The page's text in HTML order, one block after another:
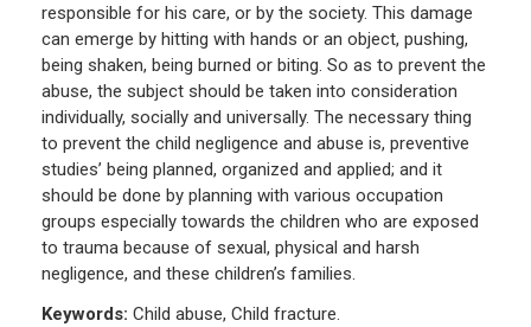
responsible for his care, or by the society. This damage
can emerge by hitting with hands or an object, pushing,
being shaken, being burned or biting. So as to prevent the
abuse, the subject should be taken into consideration
individually, socially and universally. The necessary thing
to prevent the child negligence and abuse is, preventive
studies’ being planned, organized and applied; and it
should be done by planning with various occupation
groups especially towards the children who are exposed
to trauma because of sexual, physical and harsh
negligence, and these children’s families.
Keywords: Child abuse, Child fracture.